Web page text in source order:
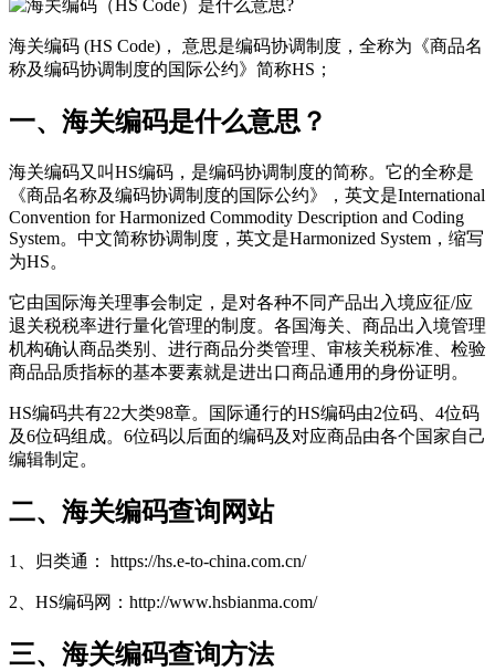
海关编码 (HS Code)， 意思是编码协调制度，全称为《商品名
称及编码协调制度的国际公约》简称HS；
一、海关编码是什么意思？
海关编码又叫HS编码，是编码协调制度的简称。它的全称是
《商品名称及编码协调制度的国际公约》，英文是International
Convention for Harmonized Commodity Description and Coding
System。中文简称协调制度，英文是Harmonized System，缩写
为HS。
它由国际海关理事会制定，是对各种不同产品出入境应征/应
退关税税率进行量化管理的制度。各国海关、商品出入境管理
机构确认商品类别、进行商品分类管理、审核关税标准、检验
商品品质指标的基本要素就是进出口商品通用的身份证明。
HS编码共有22大类98章。国际通行的HS编码由2位码、4位码
及6位码组成。6位码以后面的编码及对应商品由各个国家自己
编辑制定。
二、海关编码查询网站
1、归类通： https://hs.e-to-china.com.cn/
2、HS编码网：http://www.hsbianma.com/
三、海关编码查询方法